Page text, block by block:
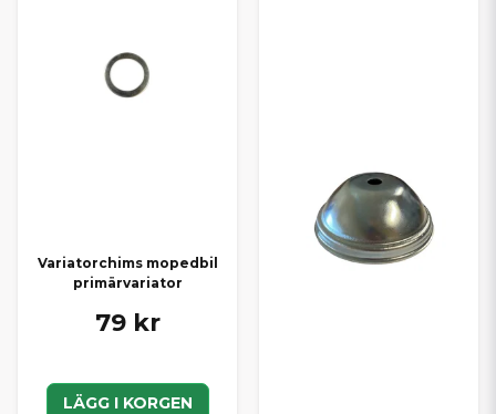
Variatorchims mopedbil
primärvariator
79 kr
LÄGG I KORGEN